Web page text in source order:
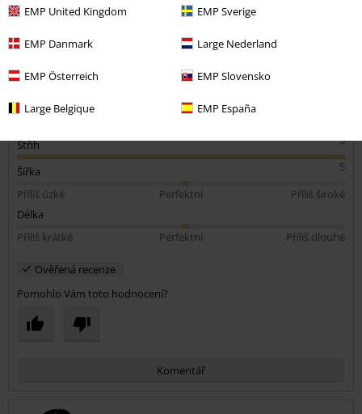
EMP United Kingdom EMP Sverige
EMP Danmark Large Nederland
EMP Österreich EMP Slovensko
Large Belgique EMP España
nevydrží .
dírky . Látka není moc kvalitní.
Design
5
Střih
5
Šířka
Příliš úzké
Perfektní
Příliš široké
Délka
Příliš krátké
Perfektní Příliš dlouhé
Ověřená recenze
Pomohlo Vám toto hodnocení?
Komentář